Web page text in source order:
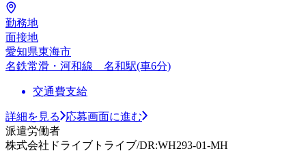
勤務地
面接地
愛知県東海市
名鉄常滑・河和線 名和駅(車6分)
交通費支給
詳細を見る
応募画面に進む
派遣労働者
株式会社ドライブトライブ/DR:WH293-01-MH